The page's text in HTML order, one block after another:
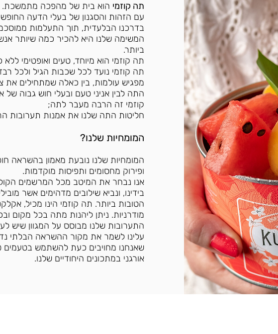
תה קוזמי הוא בית של מהפכה מתמשכת.
עם הזהות והסגנון של בעלי הדעה
בדרכנו הבלעדית, תוך התעלמות
המשימה שלנו היא להכיר כמה שיותר
ביותר.
תה קוזמי הוא מיוחד, טעים ואופטימי ללא
תה קוזמי נועד לכל שכבות הגיל ולכל
מפגיש עולמות, בין כאלה שמתחילים את
התה לבין אניני טעם ובעלי חוש גבוה של
קוזמי זה הרבה מעבר לתה;
חליטות התה שלנו את אמנות תערובות
המומחיות שלנו?
המומחיות שלנו נובעת מאמון בהשראה
ופירוק מחסומים ותפיסות מוקדמות.
אנו נבחר את המיטב מכל המרשמים
בידינו, ונביא שילובים מדהימים אשר
הטובות ביותר. תה קוזמי הינו מכיל,
מודרניות. ניתן ליהנות מתה בכל מקום
התערובות שלנו מבוסס על המגוון שיש
עלינו לשמר את מקור ההשראה הבלתי
שאנחנו מחויבים כעת להשתמש בטעמים
אורגני במתכונים היחודיים שלנו.